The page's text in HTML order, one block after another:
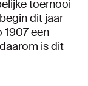
toernooi
dit jaar
1907 een
is dit